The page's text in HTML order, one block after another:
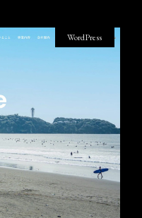
WordPress